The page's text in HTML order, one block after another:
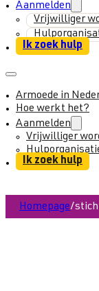
Aanmelden
Vrijwilliger
Ik zoek hulp
Armoede in
Hoe werkt het?
Aanmelden
Vrijwilliger
Ik zoek hulp
Homepage/